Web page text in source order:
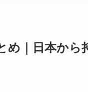
｜日本から